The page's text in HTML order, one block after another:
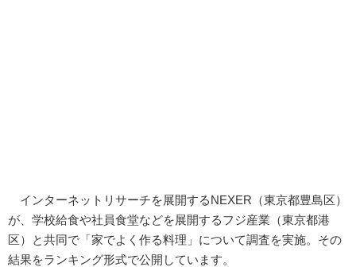
インターネットリサーチを展開するNEXER（東京都豊島区）
が、学校給食や社員食堂などを展開するフジ産業（東京都港
区）と共同で「家でよく作る料理」について調査を実施。その
結果をランキング形式で公開しています。